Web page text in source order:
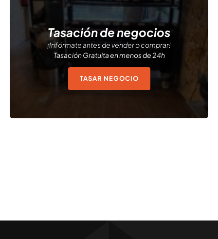
Tasación de negocios
¡Infórmate antes de vender o comprar!
Tasación Gratuita en menos de 24h
TASAR NEGOCIO